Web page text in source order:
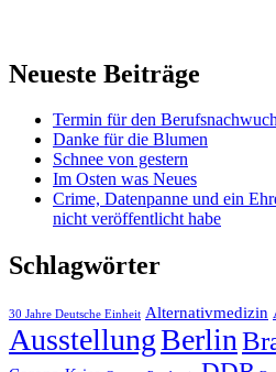
Neueste Beiträge
Termin für den
Danke für die Blumen
Schnee von gestern
Im Osten was Neues
Crime, Datenpanne und ein
nicht veröffentlicht habe
Schlagwörter
30 Jahre Deutsche Einheit Alternativmedizin
AusstellungBerlin